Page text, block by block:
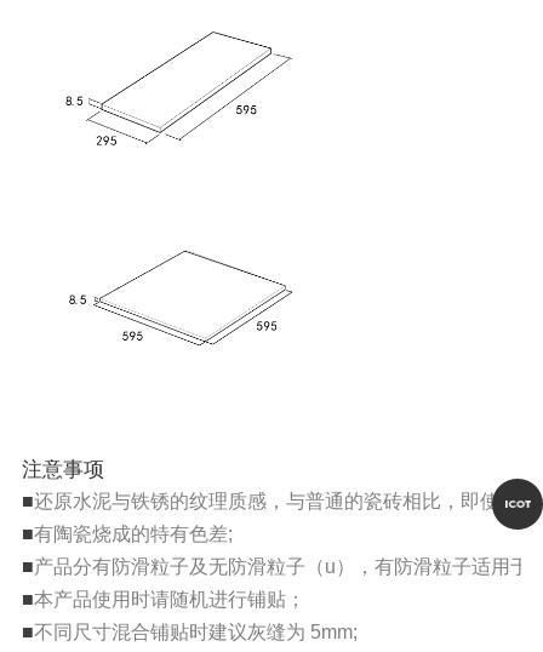
注意事项
■还原水泥与铁锈的纹理质感，与普通的瓷砖相比，即使相
■有陶瓷烧成的特有色差;
■产品分有防滑粒子及无防滑粒子（u），有防滑粒子适用
■本产品使用时请随机进行铺贴；
■不同尺寸混合铺贴时建议灰缝为 5mm;